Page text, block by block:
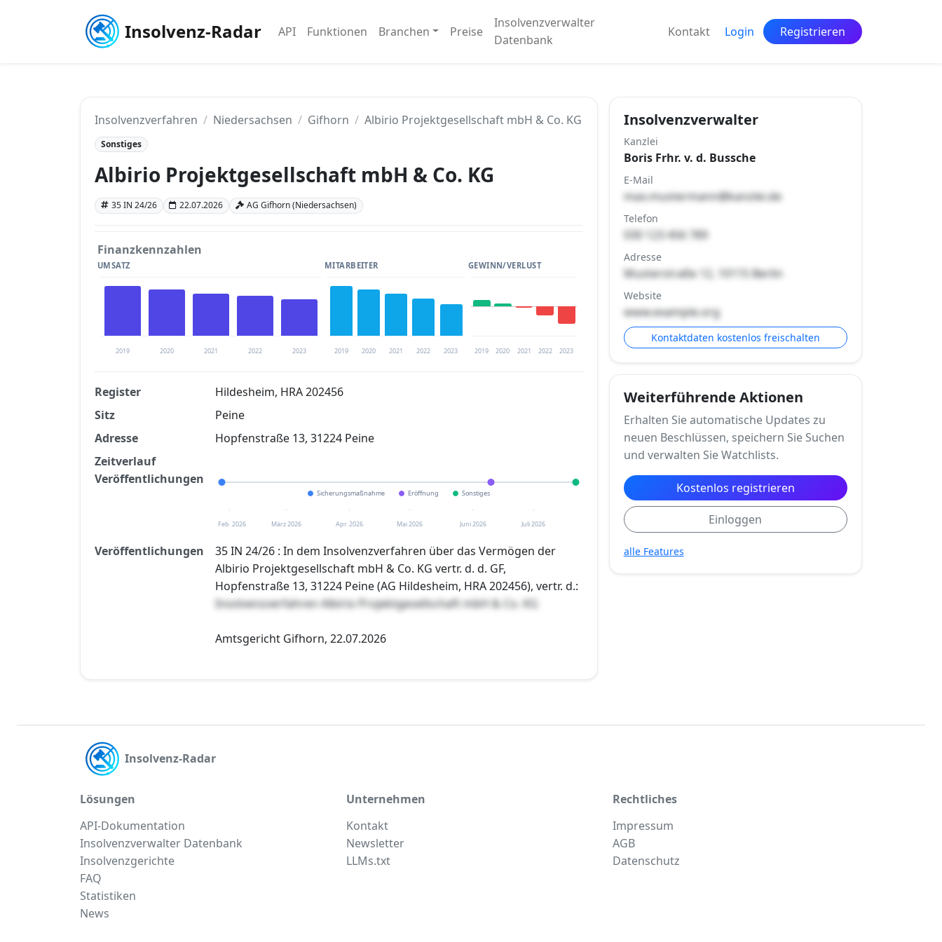
Insolvenz-Radar API Funktionen Branchen Preise
Insolvenzverwalter
Datenbank
Kontakt Login Registrieren
Insolvenzverfahren Niedersachsen Gifhorn Albirio Projektgesellschaft mbH & Co. KG
Sonstiges
Albirio Projektgesellschaft mbH & Co. KG
35 IN 24/26 22.07.2026 AG Gifhorn (Niedersachsen)
Finanzkennzahlen
UMSATZ
2019 2020 2021 2022 2023
MITARBEITER
2019 2020 2021 2022 2023
GEWINN/VERLUST
2019 2020 2021 2022 2023
Finanzkennzahlen nach kostenloser Registrierung verfügbar
Jetzt kostenlos registrieren
Register
Hildesheim, HRA 202456
Sitz
Peine
Adresse
Hopfenstraße 13, 31224 Peine
Zeitverlauf
Veröffentlichungen
Sicherungsmaßnahme Eröffnung Sonstiges
Feb. 2026 März 2026 Apr. 2026 Mai 2026 Juni 2026 Juli 2026
Veröffentlichungen
35 IN 24/26 : In dem Insolvenzverfahren über das Vermögen der
Albirio Projektgesellschaft mbH & Co. KG vertr. d. d. GF,
Hopfenstraße 13, 31224 Peine (AG Hildesheim, HRA 202456), vertr. d.:
Insolvenzverfahren Albirio Projektgesellschaft mbH & Co. KG
Amtsgericht Gifhorn, 22.07.2026
Insolvenzverwalter
Kanzlei
Boris Frhr. v. d. Bussche
E-Mail
max.mustermann@kanzlei.de
Telefon
030 123 456 789
Adresse
Musterstraße 12, 10115 Berlin
Website
www.example.org
Kontaktdaten kostenlos freischalten
Weiterführende Aktionen
Erhalten Sie automatische Updates zu
neuen Beschlüssen, speichern Sie Suchen
und verwalten Sie Watchlists.
Kostenlos registrieren
Einloggen
alle Features
Insolvenz-Radar
Lösungen
API-Dokumentation
Insolvenzverwalter Datenbank
Insolvenzgerichte
FAQ
Statistiken
News
Unternehmen
Kontakt
Newsletter
LLMs.txt
Rechtliches
Impressum
AGB
Datenschutz